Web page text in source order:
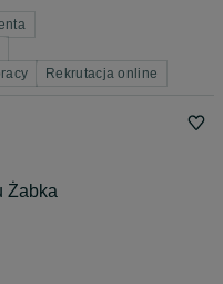
Rekrutacja online
Żabka